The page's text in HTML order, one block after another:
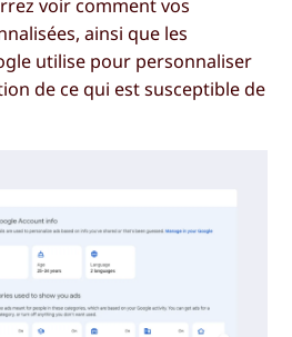
voir comment vos
ainsi que les
utilise pour personnaliser
de ce qui est susceptible de